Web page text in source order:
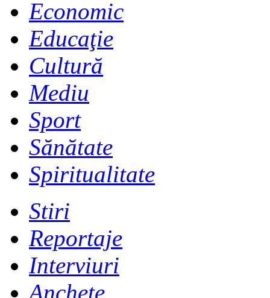
Economic
Educaţie
Cultură
Mediu
Sport
Sănătate
Spiritualitate
Stiri
Reportaje
Interviuri
Anchete